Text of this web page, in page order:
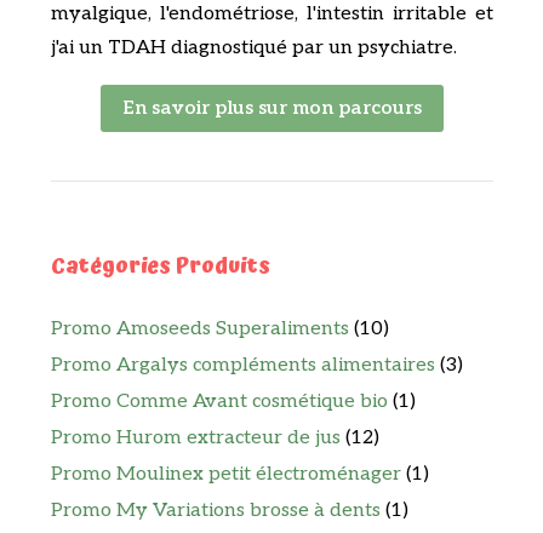
myalgique, l'endométriose, l'intestin irritable et
j'ai un TDAH diagnostiqué par un psychiatre.
En savoir plus sur mon parcours
Catégories Produits
Promo Amoseeds Superaliments (10)
Promo Argalys compléments alimentaires (3)
Promo Comme Avant cosmétique bio (1)
Promo Hurom extracteur de jus (12)
Promo Moulinex petit électroménager (1)
Promo My Variations brosse à dents (1)